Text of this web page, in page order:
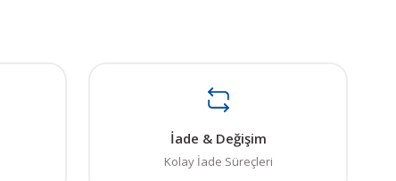
İade & Değişim
Kolay İade Süreçleri